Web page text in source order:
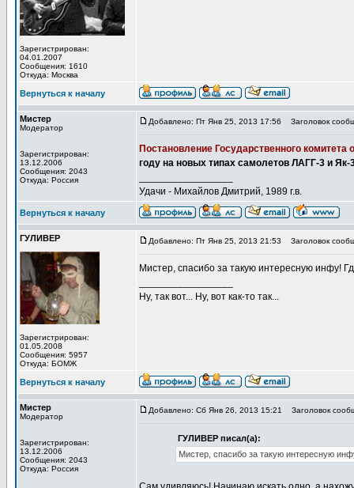
Зарегистрирован:
04.01.2007
Сообщения: 1610
Откуда: Москва
Вернуться к началу
Мистер
Модератор
Зарегистрирован:
13.12.2006
Сообщения: 2043
Откуда: Россия
Добавлено: Пт Янв 25, 2013 17:56 Заголовок
Постановление Государственного
году на новых типах самолетов ЛАГГ-3 и Як-
Удачи - Михайлов Дмитрий, 1989 г.в.
Вернуться к началу
ГУЛИВЕР
Зарегистрирован:
01.05.2008
Сообщения: 5957
Откуда: БОМЖ
Добавлено: Пт Янв 25, 2013 21:53 Заголовок
Мистер, спасибо за такую интересную инфу!
Ну, так вот... Ну, вот как-то так...
Вернуться к началу
Мистер
Модератор
Зарегистрирован:
13.12.2006
Сообщения: 2043
Откуда: Россия
Добавлено: Сб Янв 26, 2013 15:21 Заголовок
ГУЛИВЕР писал(а):
Мистер, спасибо за такую интересную